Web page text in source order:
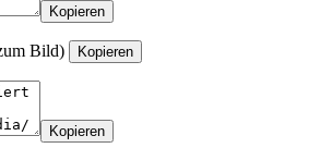
Kopieren
Bild) Kopieren
Kopieren